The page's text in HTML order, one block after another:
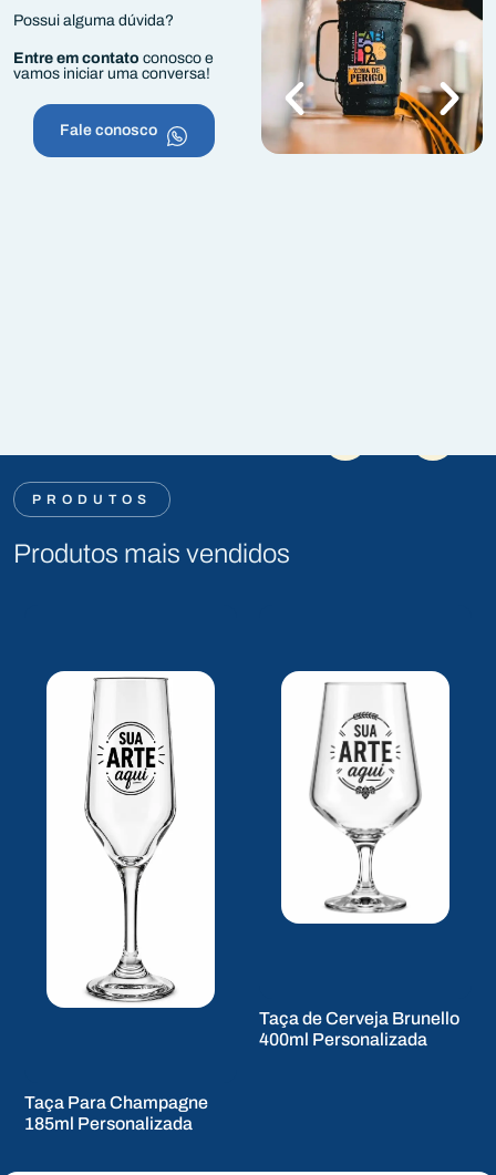
Possui alguma dúvida?
Entre em contato conosco e
vamos iniciar uma conversa!
Fale conosco
PRODUTOS
Produtos mais vendidos
Taça Para Champagne
185ml Personalizada
Taça de Cerveja Brunello
400ml Personalizada